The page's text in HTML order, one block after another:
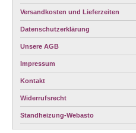
Versandkosten und Lieferzeiten
Datenschutzerklärung
Unsere AGB
Impressum
Kontakt
Widerrufsrecht
Standheizung-Webasto